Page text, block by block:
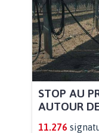
STOP AU
AUTOUR
11.276